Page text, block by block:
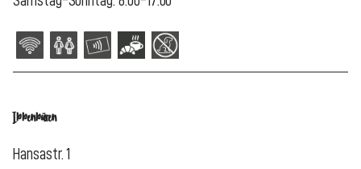
Ibbenbüren
Hansastr. 1